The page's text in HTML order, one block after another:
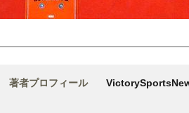
著者プロフィール